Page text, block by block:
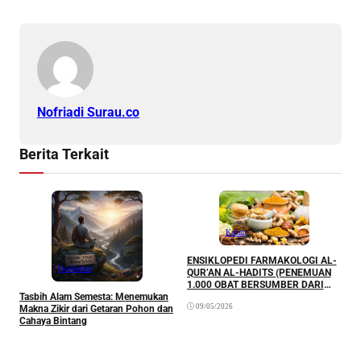
Nofriadi Surau.co
Berita Terkait
DoaKalam
Tasbih Alam Semesta: Menemukan
Makna Zikir dari Getaran Pohon dan
Cahaya Bintang
Kalam
ENSIKLOPEDI FARMAKOLOGI AL-
QUR’AN AL-HADITS (PENEMUAN
1.000 OBAT BERSUMBER DARI
09/05/2026